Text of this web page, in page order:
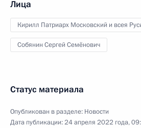
Лица
Кирилл Патриарх Московский и всея
Собянин Сергей Семёнович
Статус материала
Опубликован в разделе: Новости
Дата публикации:24 апреля 2022 года,